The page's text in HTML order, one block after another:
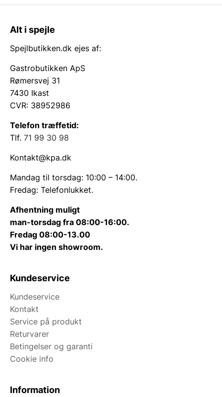
Alt i spejle
Spejlbutikken.dk ejes af:
Gastrobutikken ApS
Rømersvej 31
7430 Ikast
CVR: 38952986
Telefon træffetid:
Tlf. 71 99 30 98
Kontakt@kpa.dk
Mandag til torsdag: 10:00 – 14:00.
Fredag: Telefonlukket.
Afhentning muligt
man-torsdag fra 08:00-16:00.
Fredag 08:00-13.00
Vi har ingen showroom.
Kundeservice
Kundeservice
Kontakt
Service på produkt
Returvarer
Betingelser og garanti
Cookie info
Information